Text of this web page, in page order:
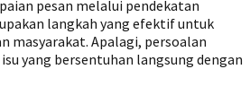
pesan melalui pendekatan
langkah yang efektif untuk
masyarakat. Apalagi, persoalan
yang bersentuhan langsung dengan